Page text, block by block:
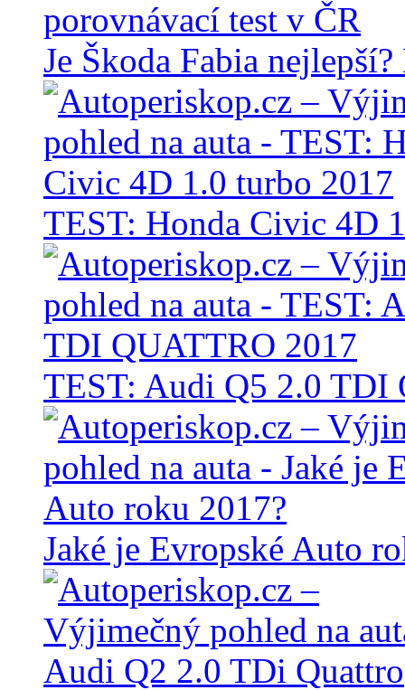
Je Škoda Fabia
TEST: Honda Civic 4D
TEST: Audi Q5 2.0 TDI
Jaké je Evropské Auto